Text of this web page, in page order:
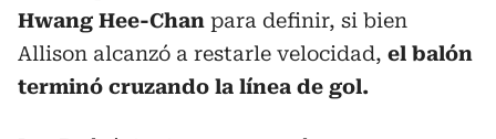
Hwang Hee-Chan para definir, si bien
Allison alcanzó a restarle velocidad, el balón
terminó cruzando la línea de gol.